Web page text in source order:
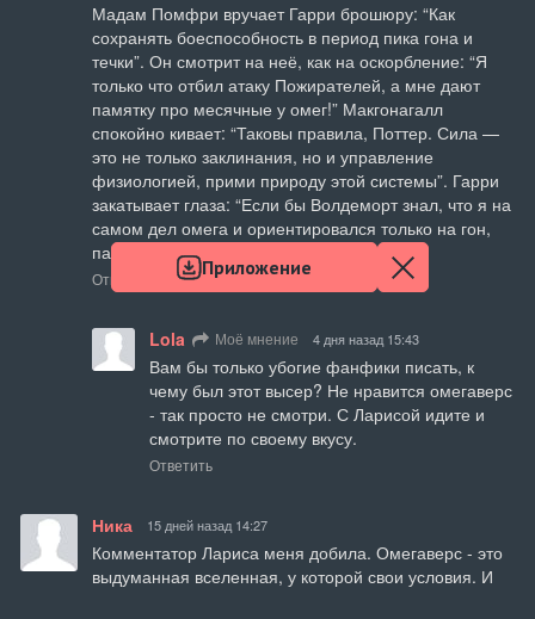
Мадам Помфри вручает Гарри брошюру: “Как
сохранять боеспособность в период пика гона и
течки”. Он смотрит на неё, как на оскорбление: “Я
только что отбил атаку Пожирателей, а мне дают
памятку про месячные у омег!” Макгонагалл
спокойно кивает: “Таковы правила, Поттер. Сила —
это не только заклинания, но и управление
физиологией, прими природу этой системы”. Гарри
закатывает глаза: “Если бы Волдеморт знал, что я на
самом дел омега и ориентировался только на гон,
палочка бы применялась иначе”.
Ответить
Lola Моё мнение 4 дня назад 15:43
Вам бы только убогие фанфики писать, к
чему был этот высер? Не нравится омегаверс
- так просто не смотри. С Ларисой идите и
смотрите по своему вкусу.
Ответить
Ника 15 дней назад 14:27
Комментатор Лариса меня добила. Омегаверс - это
выдуманная вселенная, у которой свои условия. И
Приложение